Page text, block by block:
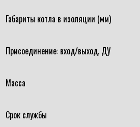
Габариты котла в изоляции (мм)
Присоединение: вход/выход, ДУ
Масса
Срок службы